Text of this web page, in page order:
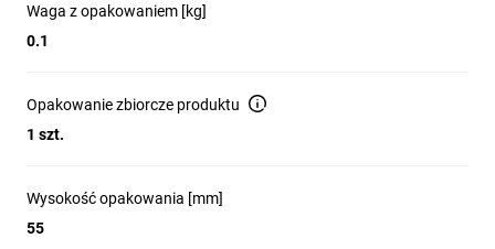
Waga z opakowaniem [kg]
0.1
Opakowanie zbiorcze produktu
1 szt.
Wysokość opakowania [mm]
55